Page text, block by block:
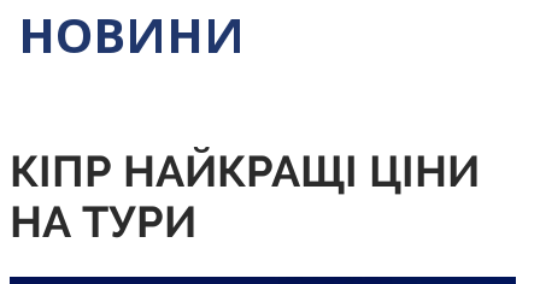
НОВИНИ
КІПР НАЙКРАЩІ ЦІНИ
НА ТУРИ